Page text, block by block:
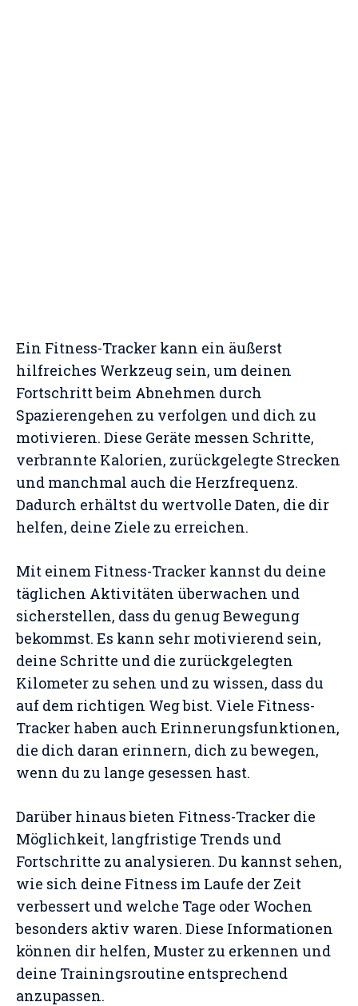
Ein Fitness-Tracker kann ein äußerst
hilfreiches Werkzeug sein, um deinen
Fortschritt beim Abnehmen durch
Spazierengehen zu verfolgen und dich zu
motivieren. Diese Geräte messen Schritte,
verbrannte Kalorien, zurückgelegte Strecken
und manchmal auch die Herzfrequenz.
Dadurch erhältst du wertvolle Daten, die dir
helfen, deine Ziele zu erreichen.
Mit einem Fitness-Tracker kannst du deine
täglichen Aktivitäten überwachen und
sicherstellen, dass du genug Bewegung
bekommst. Es kann sehr motivierend sein,
deine Schritte und die zurückgelegten
Kilometer zu sehen und zu wissen, dass du
auf dem richtigen Weg bist. Viele Fitness-
Tracker haben auch Erinnerungsfunktionen,
die dich daran erinnern, dich zu bewegen,
wenn du zu lange gesessen hast.
Darüber hinaus bieten Fitness-Tracker die
Möglichkeit, langfristige Trends und
Fortschritte zu analysieren. Du kannst sehen,
wie sich deine Fitness im Laufe der Zeit
verbessert und welche Tage oder Wochen
besonders aktiv waren. Diese Informationen
können dir helfen, Muster zu erkennen und
deine Trainingsroutine entsprechend
anzupassen.